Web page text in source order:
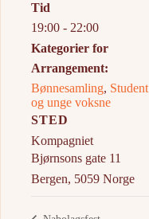
Tid
19:00 - 22:00
Kategorier for
Arrangement:
Bønnesamling, Student
og unge voksne
STED
Kompagniet
Bjørnsons gate 11
Bergen, 5059 Norge